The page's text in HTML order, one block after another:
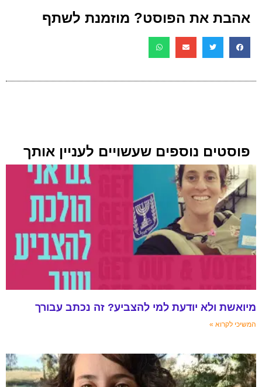
אהבת את הפוסט? מוזמנת לשתף
פוסטים נוספים שעשויים לעניין אותך
מיואשת ולא יודעת למי להצביע? זה נכתב עבורך
המשיכי לקרוא »